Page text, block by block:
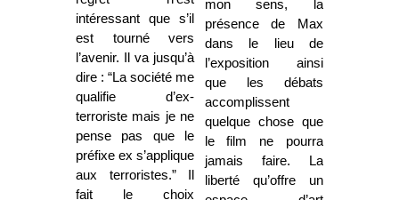
intéressant que s’il
est tourné vers
l’avenir. Il va jusqu’à
dire : “La société me
qualifie d’ex-
terroriste mais je ne
pense pas que le
préfixe ex s’applique
aux terroristes.” Il
fait le choix
mon sens, la
présence de Max
dans le lieu de
l’exposition ainsi
que les débats
accomplissent
quelque chose que
le film ne pourra
jamais faire. La
liberté qu’offre un